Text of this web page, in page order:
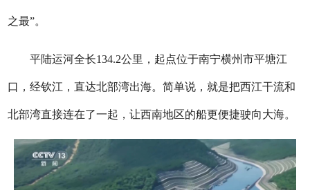
之最”。
平陆运河全长134.2公里，起点位于南宁横州市平塘江
口，经钦江，直达北部湾出海。简单说，就是把西江干流和
北部湾直接连在了一起，让西南地区的船更便捷驶向大海。